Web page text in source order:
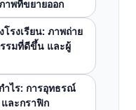
าพที่ขยายออก
รงเรียน: ภาพถ่าย
รมที่ดีขึ้น และผู้
ำไร: การอุทธรณ์
ละกราฟิก